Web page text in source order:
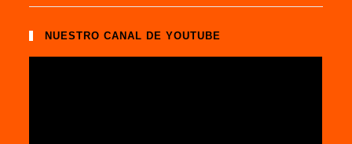
NUESTRO CANAL DE YOUTUBE